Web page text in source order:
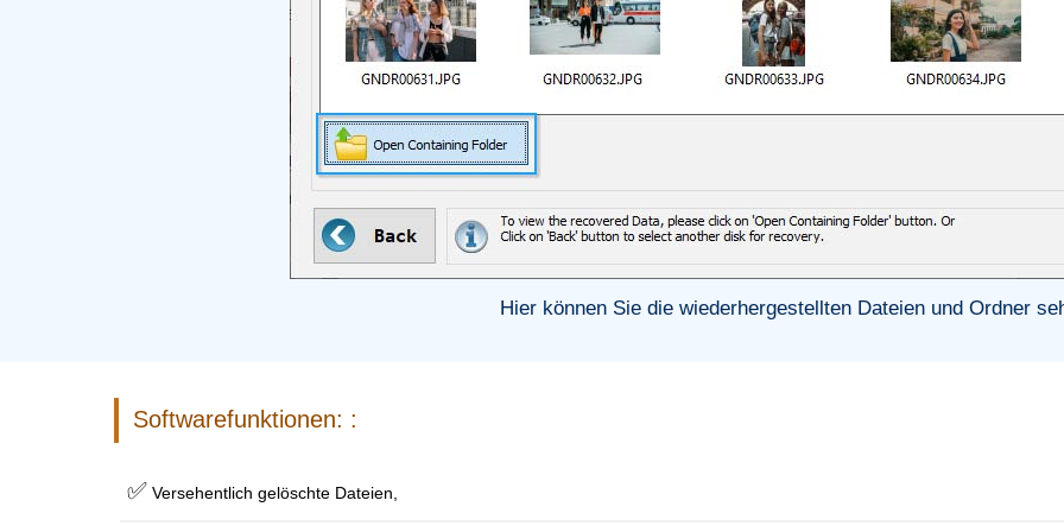
Hier können Sie die wiederhergestellten Dateien und Ordner
Softwarefunktionen: :
✅ Versehentlich gelöschte Dateien,